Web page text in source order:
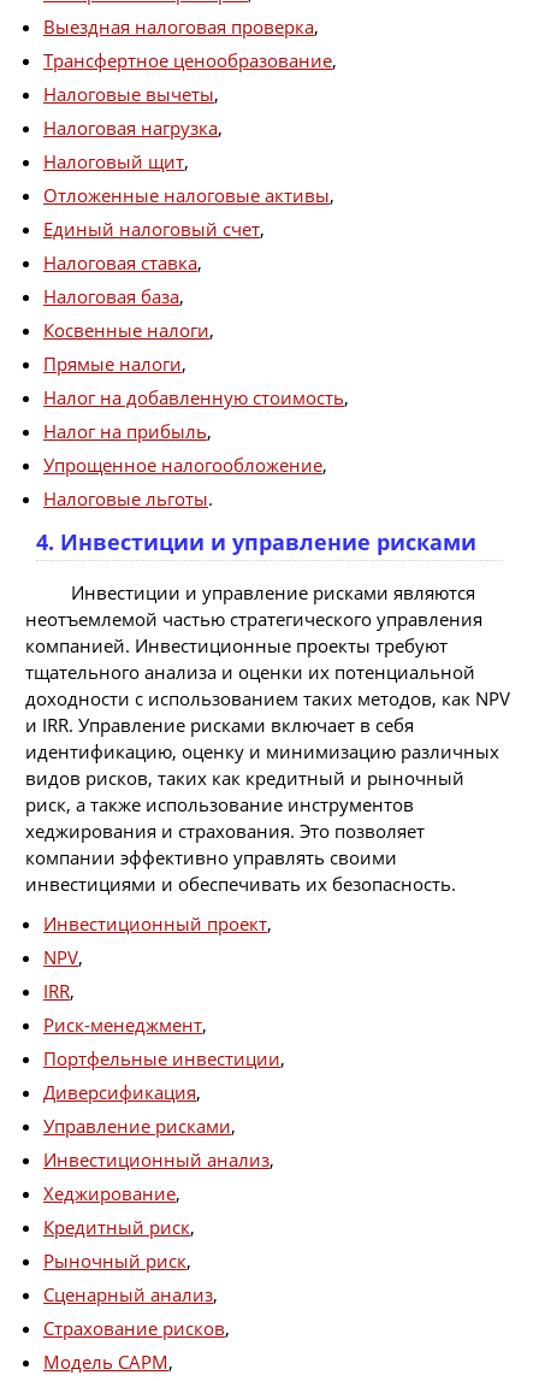
Выездная налоговая проверка,
Трансфертное ценообразование,
Налоговые вычеты,
Налоговая нагрузка,
Налоговый щит,
Отложенные налоговые активы,
Единый налоговый счет,
Налоговая ставка,
Налоговая база,
Косвенные налоги,
Прямые налоги,
Налог на добавленную стоимость,
Налог на прибыль,
Упрощенное налогообложение,
Налоговые льготы.
4. Инвестиции и управление рисками
Инвестиции и управление рисками являются
неотъемлемой частью стратегического управления
компанией. Инвестиционные проекты требуют
тщательного анализа и оценки их потенциальной
доходности с использованием таких методов, как NPV
и IRR. Управление рисками включает в себя
идентификацию, оценку и минимизацию различных
видов рисков, таких как кредитный и рыночный
риск, а также использование инструментов
хеджирования и страхования. Это позволяет
компании эффективно управлять своими
инвестициями и обеспечивать их безопасность.
Инвестиционный проект,
NPV,
IRR,
Риск-менеджмент,
Портфельные инвестиции,
Диверсификация,
Управление рисками,
Инвестиционный анализ,
Хеджирование,
Кредитный риск,
Рыночный риск,
Сценарный анализ,
Страхование рисков,
Модель CAPM,